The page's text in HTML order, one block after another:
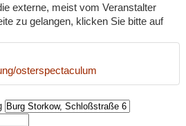
externe, meist vom Veranstalter
zu gelangen, klicken Sie bitte auf
osterspectaculum